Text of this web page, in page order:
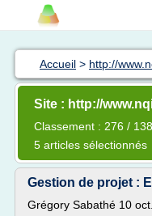
Accueil > http://
Site : http://
Classement : 276 /
5 articles sélectionnés
Gestion de projet :
Grégory Sabathé 10